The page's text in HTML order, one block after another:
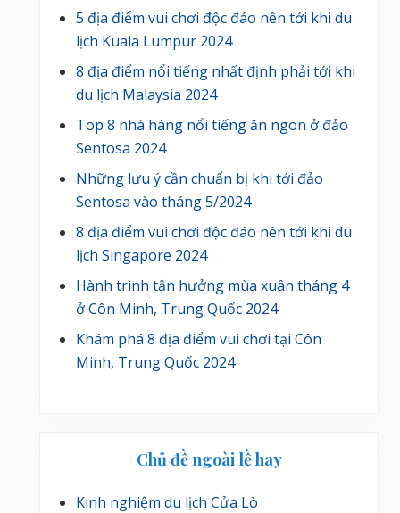
5 địa điểm vui chơi độc đáo nên tới khi du
lịch Kuala Lumpur 2024
8 địa điểm nổi tiếng nhất định phải tới khi
du lịch Malaysia 2024
Top 8 nhà hàng nổi tiếng ăn ngon ở đảo
Sentosa 2024
Những lưu ý cần chuẩn bị khi tới đảo
Sentosa vào tháng 5/2024
8 địa điểm vui chơi độc đáo nên tới khi du
lịch Singapore 2024
Hành trình tận hưởng mùa xuân tháng 4
ở Côn Minh, Trung Quốc 2024
Khám phá 8 địa điểm vui chơi tại Côn
Minh, Trung Quốc 2024
Chủ đề ngoài lề hay
Kinh nghiệm du lịch Cửa Lò